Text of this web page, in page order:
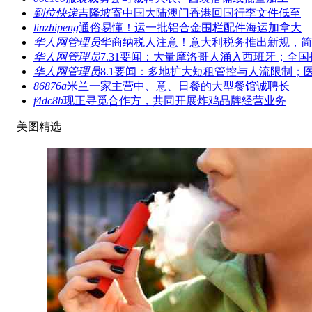
到位快递吉隆坡寄中国大陆澳门香港回国行李文件低至
linzhipeng通俗易懂！运一批铝合金围栏配件海运加拿大
华人网管理员华商纳税人注意！意大利税务推出新规，
华人网管理员7.31要闻：大量摩洛哥人涌入西班牙；全国
华人网管理员8.1要闻：多地扩大短租管控与人流限制；
86876a米兰一家主营中、意、日餐的大型餐馆诚聘长
f4dc8b现正寻觅合作方，共同开展炸鸡品牌经营业务
美图精选